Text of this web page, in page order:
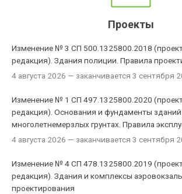
Проекты
Изменение № 3 СП 500.1325800.2018
редакция). Здания полиции. Правила
4 августа 2026 — заканчивается 3 сентября
Изменение № 1 СП 497.1325800.2020
редакция). Основания и фундаменты
многолетнемерзлых грунтах. Правила
4 августа 2026 — заканчивается 3 сентября
Изменение № 4 СП 478.1325800.2019
редакция). Здания и комплексы
проектирования